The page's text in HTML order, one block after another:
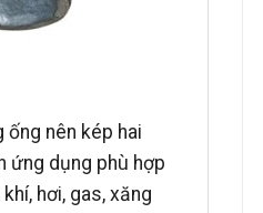
nên kép hai
ứng dụng phù hợp
hơi, gas, xăng